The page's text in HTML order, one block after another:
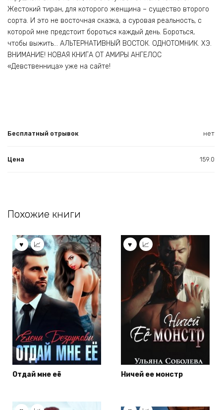
Жестокий тиран, для которого женщина – существо второго
сорта. И это не восточная сказка, а суровая реальность, с
которой мне предстоит бороться каждый день. Бороться,
чтобы выжить… АЛЬТЕРНАТИВНЫЙ ВОСТОК. ОДНОТОМНИК. ХЭ.
ВНИМАНИЕ! НОВАЯ КНИГА ОТ АМИРЫ АНГЕЛОС
«Девственница» уже на сайте!
Бесплатный отрывок нет
Цена 159.0
Похожие книги
Отдай мне её Ничей ее монстр